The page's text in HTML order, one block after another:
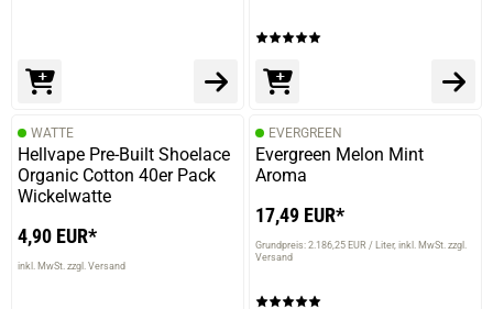
WATTE
Hellvape Pre-Built Shoelace
Organic Cotton 40er Pack
Wickelwatte
4,90 EUR*
inkl. MwSt. zzgl. Versand
EVERGREEN
Evergreen Melon Mint
Aroma
17,49 EUR*
Grundpreis: 2.186,25 EUR / Liter inkl. MwSt. zzgl.
Versand